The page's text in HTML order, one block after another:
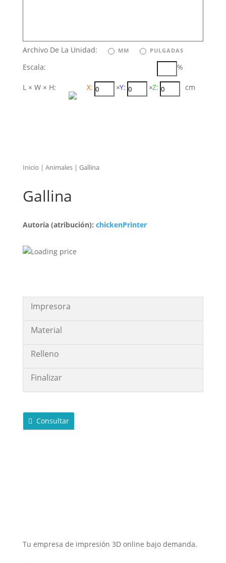
Archivo De La Unidad: MM PULGADAS
Escala: %
L × W × H: X: ×Y: ×Z: cm
Inicio | Animales| Gallina
Gallina
Autoría (atribución): chickenPrinter
Impresora
Material
Relleno
Finalizar
Consultar
Tu empresa de impresión 3D online bajo demanda.